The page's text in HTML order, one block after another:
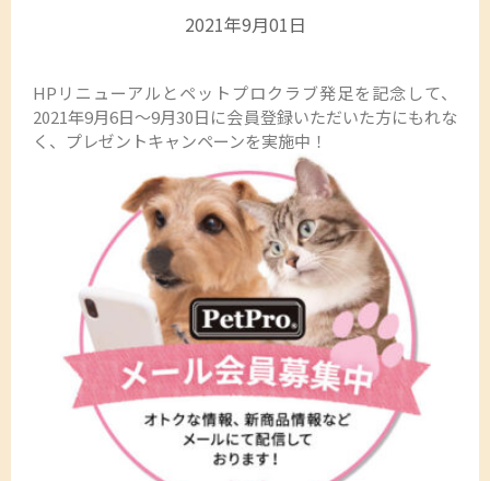
2021年9月01日
HPリニューアルとペットプロクラブ発足を記念して、
2021年9月6日～9月30日に会員登録いただいた方にもれな
く、プレゼントキャンペーンを実施中！